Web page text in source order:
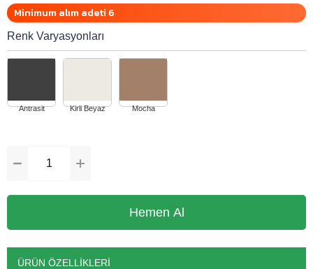
Minimum alım adeti 6
Renk Varyasyonları
ÜRÜN ÖZELLIKLERI